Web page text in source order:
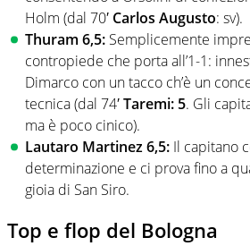
Holm (dal 70′ Carlos Augusto: sv).
Thuram 6,5: Semplicemente
contropiede che porta all’1-1:
Dimarco con un tacco ch’è un
tecnica (dal 74′Taremi: 5. Gli
ma è poco cinico).
Lautaro Martinez 6,5: Il capitano
determinazione e ci prova fino a
gioia di San Siro.
Top e flop del Bologna